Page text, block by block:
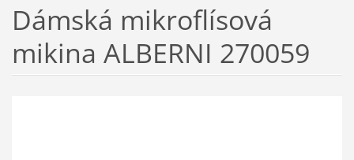
Dámská mikroflísová
mikina ALBERNI 270059